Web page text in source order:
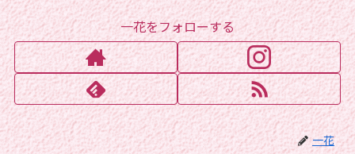
一花をフォローする
一花